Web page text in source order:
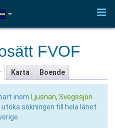
FVOF
Karta Boende
inom Ljusnan, Svegssjön
sökningen till hela länet